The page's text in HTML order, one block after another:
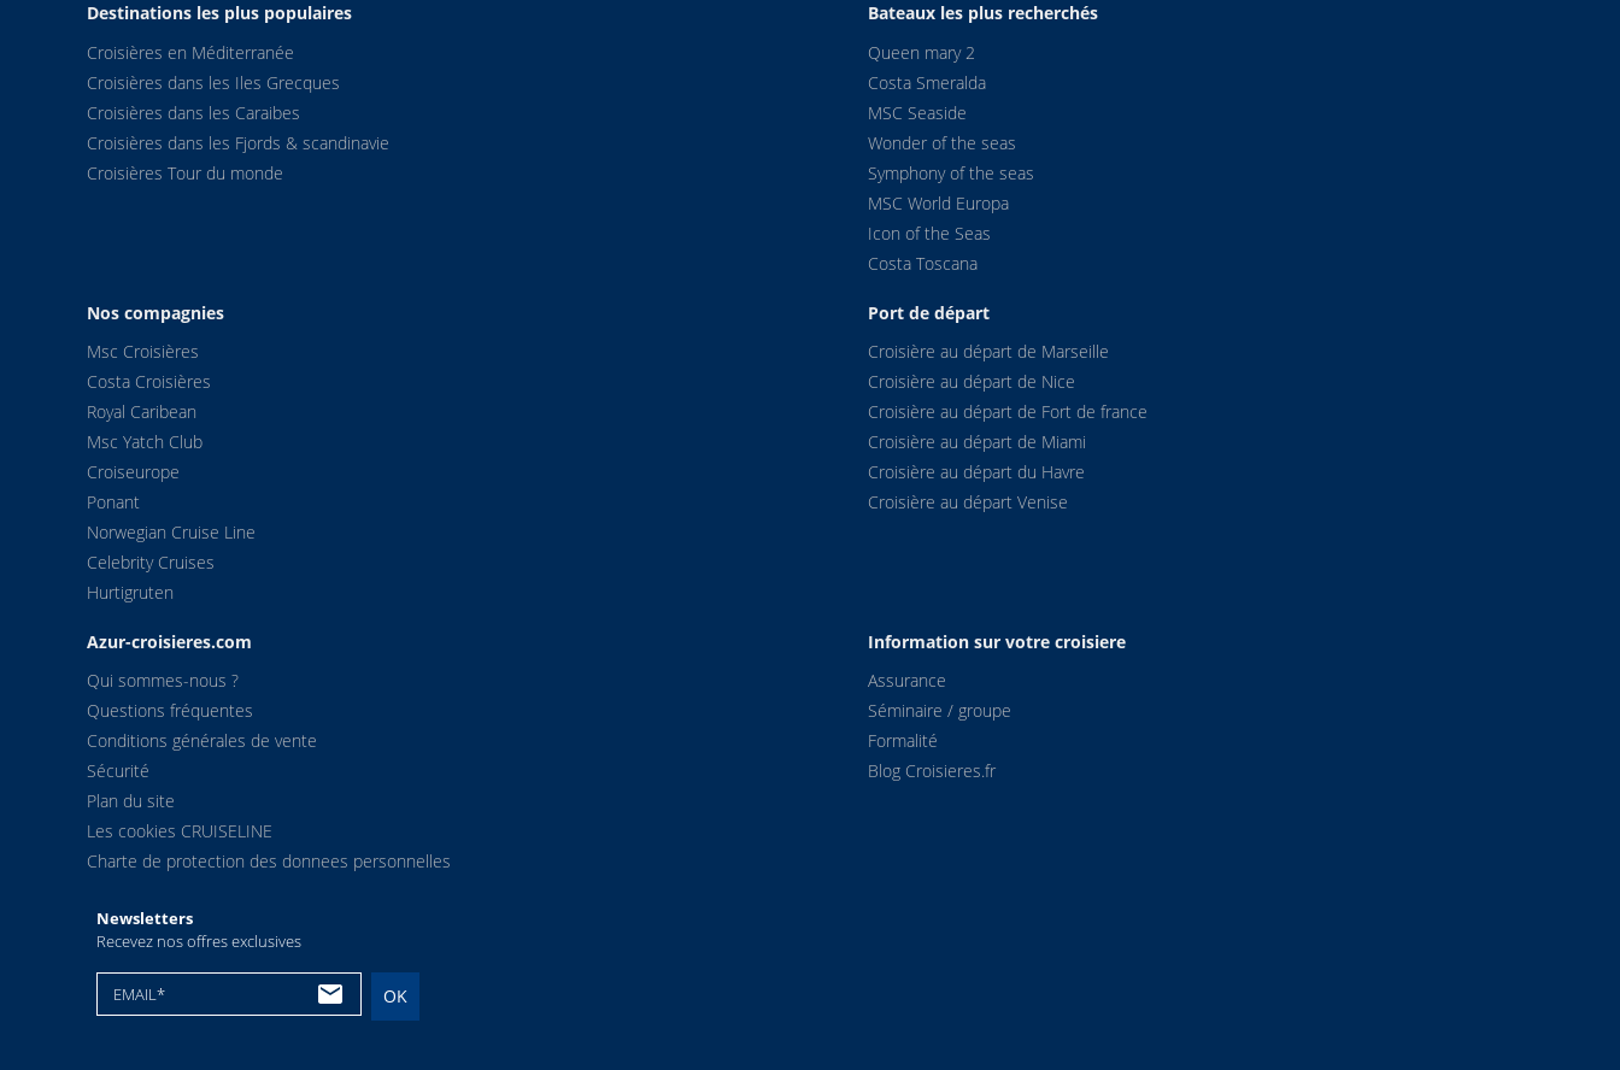
Destinations les plus populaires
Croisières en Méditerranée
Croisières dans les Iles Grecques
Croisières dans les Caraibes
Croisières dans les Fjords & scandinavie
Croisières Tour du monde
Bateaux les plus recherchés
Queen mary 2
Costa Smeralda
MSC Seaside
Wonder of the seas
Symphony of the seas
MSC World Europa
Icon of the Seas
Costa Toscana
Nos compagnies
Msc Croisières
Costa Croisières
Royal Caribean
Msc Yatch Club
Croiseurope
Ponant
Norwegian Cruise Line
Celebrity Cruises
Hurtigruten
Port de départ
Croisière au départ de Marseille
Croisière au départ de Nice
Croisière au départ de Fort de france
Croisière au départ de Miami
Croisière au départ du Havre
Croisière au départ Venise
Azur-croisieres.com
Qui sommes-nous ?
Questions fréquentes
Conditions générales de vente
Sécurité
Plan du site
Les cookies CRUISELINE
Charte de protection des donnees personnelles
Information sur votre croisiere
Assurance
Séminaire / groupe
Formalité
Blog Croisieres.fr
Newsletters
Recevez nos offres exclusives
EMAIL* OK